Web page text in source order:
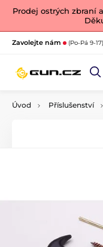
Prodej ostrých zbraní
Zavolejte nám (Po-Pá 9-17)
Úvod Příslušenství